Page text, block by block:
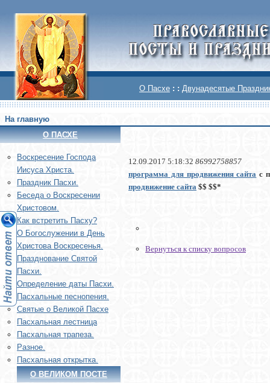
О Пасхе : : Двунадесятые
На главную
О ПАСХЕ
Воскреcение Господа
Иисуса Христа.
Праздник Пасхи.
Беседа о Воскресении
Христовом.
Как встретить Пасху?
О Богослужении в День
Христова Воскресенья.
Празднование Святой
Пасхи.
Определение даты Пасхи.
Пасхальные песнопения.
Святые о Великой Пасхе
Пасхальная лестница
Пасхальная трапеза.
Разное.
Пасхальная открытка.
О ВЕЛИКОМ ПОСТЕ
12.09.2017 5:18:32 86992758857
программа для продвижения сайта с
продвижение сайта $$ $$*
Вернуться к списку вопросов